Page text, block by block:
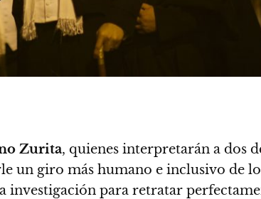
Zurita, quienes interpretarán a dos
un giro más humano e inclusivo de
investigación para retratar